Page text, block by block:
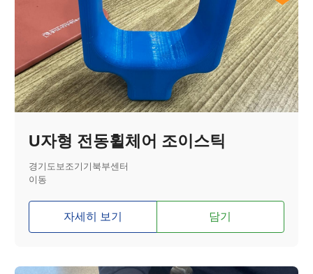
U자형 전동휠체어 조이스틱
경기도보조기기북부센터
이동
자세히 보기 담기